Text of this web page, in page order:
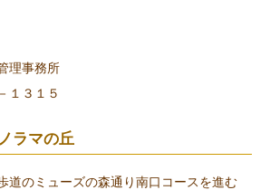
理事務所
１３１５
ラマの丘
道のミューズの森通り南口コースを進む